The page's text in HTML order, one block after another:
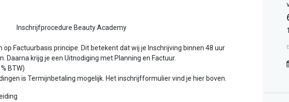
Beauty Academy
op Factuurbasis principe. Dit betekent dat wij je Inschrijving binnen 48 uur
Daarna krijg je een Uitnodiging met Planning en Factuur.
BTW)
is Termijnbetaling mogelijk. Het inschrijfformulier vind je hier boven.